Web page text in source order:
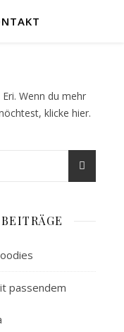
Wenn du mehr
klicke hier.
passendem